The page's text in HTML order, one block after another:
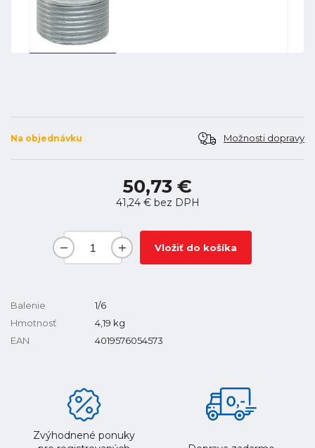
Na objednávku Možnosti dopravy
50,73 €
41,24 €bez DPH
Vložiť do košíka
Balenie
1/6
Hmotnosť
4,19 kg
EAN
4019576054573
Zvýhodnené ponuky